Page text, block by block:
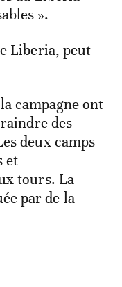
».
Liberia, peut
campagne ont
des
deux camps
et
tours. La
par de la